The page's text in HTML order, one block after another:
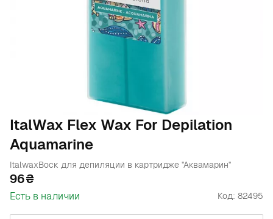
ItalWax Flex Wax For Depilation
Aquamarine
ItalwaxВоск для депиляции в картридже "Аквамарин"
96
Есть в наличии Код: 82495